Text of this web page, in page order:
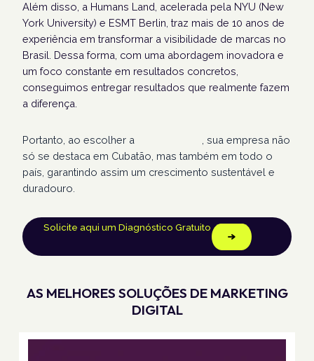
Além disso, a Humans Land, acelerada pela NYU (New
York University) e ESMT Berlin, traz mais de 10 anos de
experiência em transformar a visibilidade de marcas no
Brasil. Dessa forma, com uma abordagem inovadora e
um foco constante em resultados concretos,
conseguimos entregar resultados que realmente fazem
a diferença.
Portanto, ao escolher a
, sua empresa não
só se destaca em Cubatão, mas também em todo o
país, garantindo assim um crescimento sustentável e
duradouro.
Solicite aqui um Diagnóstico Gratuito
AS MELHORES SOLUÇÕES DE MARKETING
DIGITAL